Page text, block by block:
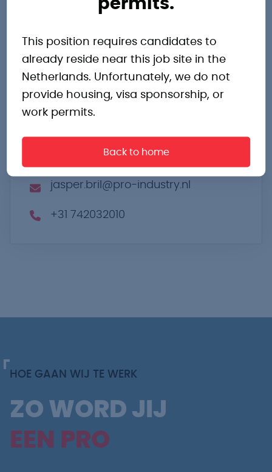
This position requires candidates to
already reside near this job site in the
Netherlands. Unfortunately, we do not
provide housing, visa sponsorship, or
work permits.
Back to home
Enschedesestraat 48-6
7551 EN
Nederland
Routebeschrijving
jasper.bril@pro-industry.nl
+31 742032010
HOE GAAN WIJ TE WERK
ZO WORD JIJ
EEN PRO